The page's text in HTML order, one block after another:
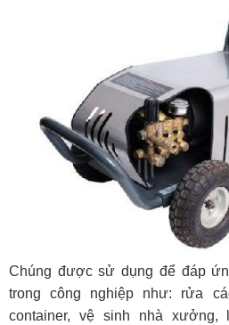
Chúng được sử dụng để đáp
trong công nghiệp như: rửa
container, vệ sinh nhà